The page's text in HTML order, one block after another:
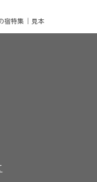
宿特集｜見本